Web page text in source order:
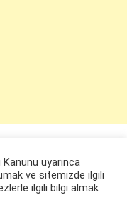
Kanunu uyarınca
ve sitemizde ilgili
ilgili bilgi almak